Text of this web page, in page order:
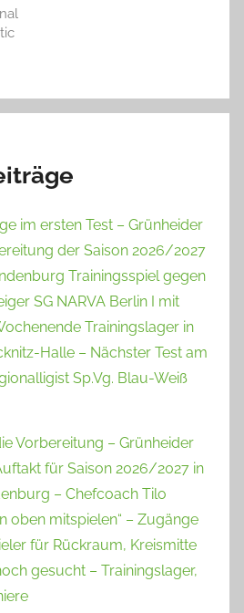
im ersten Test – Grünheider
der Saison 2026/2027
Trainingsspiel gegen
SG NARVA Berlin I mit
Trainingslager in
Halle – Nächster Test am
Sp.Vg. Blau-Weiß
Vorbereitung – Grünheider
für Saison 2026/2027 in
– Chefcoach Tilo
oben mitspielen“ – Zugänge
für Rückraum, Kreismitte
gesucht – Trainingslager,